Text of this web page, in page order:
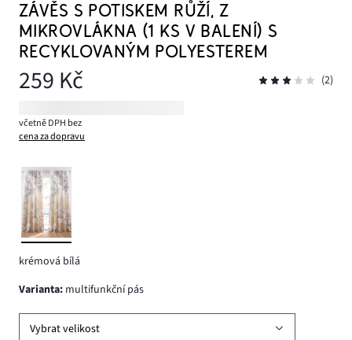
ZÁVĚS S POTISKEM RŮŽÍ, Z
MIKROVLÁKNA (1 KS V BALENÍ) S
RECYKLOVANÝM POLYESTEREM
259 Kč (2)
včetně DPH bez
cena za dopravu
krémová bílá
varianta: multifunkční pás
Vybrat velikost